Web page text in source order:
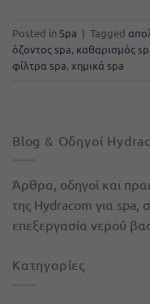
Posted inSpa | Tagged
όζοντος spa, καθαρισμός
φίλτρα spa, χημικά spa
Blog & Οδηγοί
Άρθρα, οδηγοί και
της Hydracom για spa,
επεξεργασία νερού
Kατηγορίες